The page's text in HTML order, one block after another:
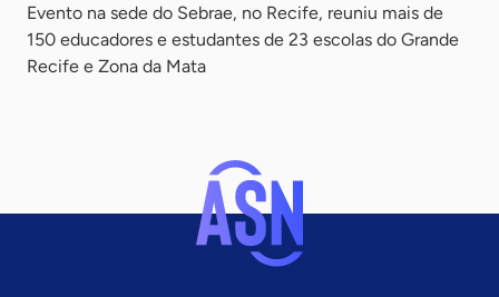
Evento na sede do Sebrae, no Recife, reuniu mais de
150 educadores e estudantes de 23 escolas do Grande
Recife e Zona da Mata